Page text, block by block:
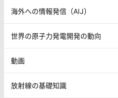
海外への情報発信（AIJ）
世界の原子力発電開発の動向
動画
放射線の基礎知識